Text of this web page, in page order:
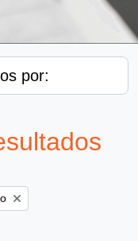
por: